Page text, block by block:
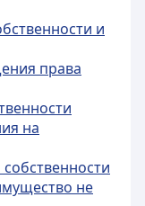
и
права
на
не